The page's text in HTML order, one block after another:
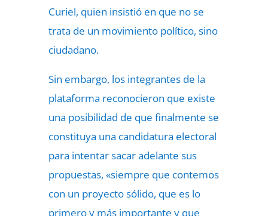
Curiel, quien insistió en que no se
trata de un movimiento político, sino
ciudadano.
Sin embargo, los integrantes de la
plataforma reconocieron que existe
una posibilidad de que finalmente se
constituya una candidatura electoral
para intentar sacar adelante sus
propuestas, «siempre que contemos
con un proyecto sólido, que es lo
primero y más importante y que